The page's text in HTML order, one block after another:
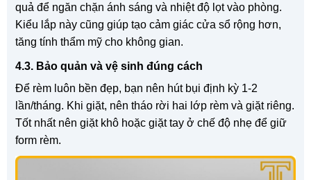
quả để ngăn chặn ánh sáng và nhiệt độ lọt vào phòng.
Kiểu lắp này cũng giúp tạo cảm giác cửa sổ rộng hơn,
tăng tính thẩm mỹ cho không gian.
4.3. Bảo quản và vệ sinh đúng cách
Để rèm luôn bền đẹp, bạn nên hút bụi định kỳ 1-2
lần/tháng. Khi giặt, nên tháo rời hai lớp rèm và giặt riêng.
Tốt nhất nên giặt khô hoặc giặt tay ở chế độ nhẹ để giữ
form rèm.